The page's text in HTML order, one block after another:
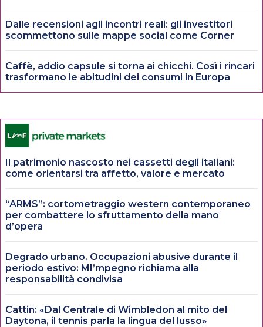
Dalle recensioni agli incontri reali: gli investitori
scommettono sulle mappe social come Corner
Caffè, addio capsule si torna ai chicchi. Così i rincari
trasformano le abitudini dei consumi in Europa
Il patrimonio nascosto nei cassetti degli italiani:
come orientarsi tra affetto, valore e mercato
“ARMS”: cortometraggio western contemporaneo
per combattere lo sfruttamento della mano
d’opera
Degrado urbano. Occupazioni abusive durante il
periodo estivo: MI’mpegno richiama alla
responsabilità condivisa
Cattin: «Dal Centrale di Wimbledon al mito del
Daytona, il tennis parla la lingua del lusso»